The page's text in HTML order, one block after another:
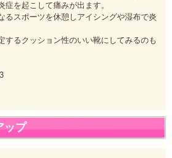
症を起こして痛みが出ます。
るスポーツを休憩しアイシングや湿布で炎
するクッション性のいい靴にしてみるのも
ップ